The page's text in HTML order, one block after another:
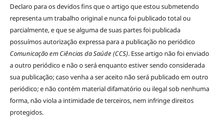
Declaro para os devidos fins que o artigo que estou submetendo
representa um trabalho original e nunca foi publicado total ou
parcialmente, e que se alguma de suas partes foi publicada
possuímos autorização expressa para a publicação no periódico
Comunicação em Ciências da Saúde (CCS). Esse artigo não foi enviado
a outro periódico e não o será enquanto estiver sendo considerada
sua publicação; caso venha a ser aceito não será publicado em outro
periódico; e não contém material difamatório ou ilegal sob nenhuma
forma, não viola a intimidade de terceiros, nem infringe direitos
protegidos.